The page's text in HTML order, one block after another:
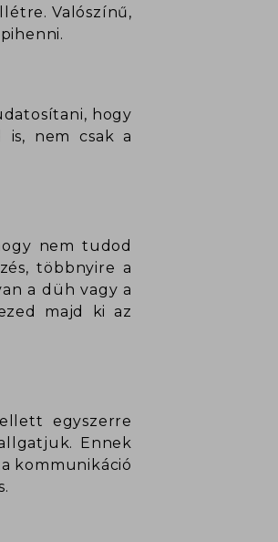
Valószínű,
hogy
nem csak a
nem tudod
többnyire a
a düh vagy a
majd ki az
egyszerre
Ennek
kommunikáció